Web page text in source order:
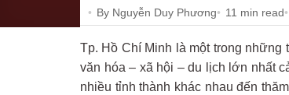
By Nguyễn Duy Phương 11 min read
Tp. Hồ Chí Minh là một trong
văn hóa – xã hội – du lịch lớn nhất
nhiều tỉnh thành khác nhau đến